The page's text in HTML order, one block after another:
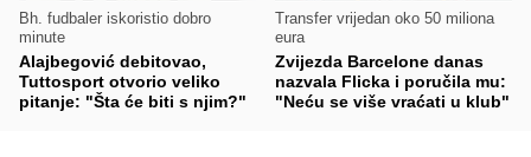
Bh. fudbaler iskoristio dobro
minute
Alajbegović debitovao,
Tuttosport otvorio veliko
pitanje: "Šta će biti s njim?"
Transfer vrijedan oko 50 miliona
eura
Zvijezda Barcelone danas
nazvala Flicka i poručila mu:
"Neću se više vraćati u klub"